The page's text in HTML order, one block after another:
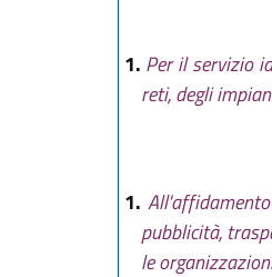
1. Per il servizio
reti, degli
1.
pubblicità,
le